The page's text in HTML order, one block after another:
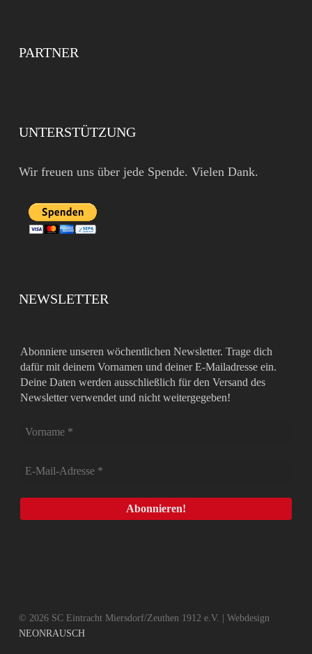
PARTNER
UNTERSTÜTZUNG
Wir freuen uns über jede Spende. Vielen Dank.
NEWSLETTER
Abonniere unseren wöchentlichen Newsletter. Trage dich
dafür mit deinem Vornamen und deiner E-Mailadresse ein.
Deine Daten werden ausschließlich für den Versand des
Newsletter verwendet und nicht weitergegeben!
© 2026 SC Eintracht Miersdorf/Zeuthen 1912 e.V. | Webdesign
NEONRAUSCH